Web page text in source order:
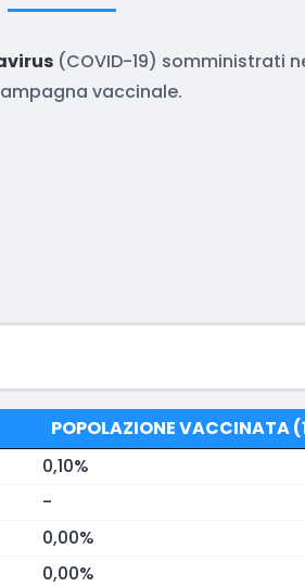
(COVID-19) somministrati
vaccinale.
POPOLAZIONE VACCINATA
0,10%
-
0,00%
0,00%